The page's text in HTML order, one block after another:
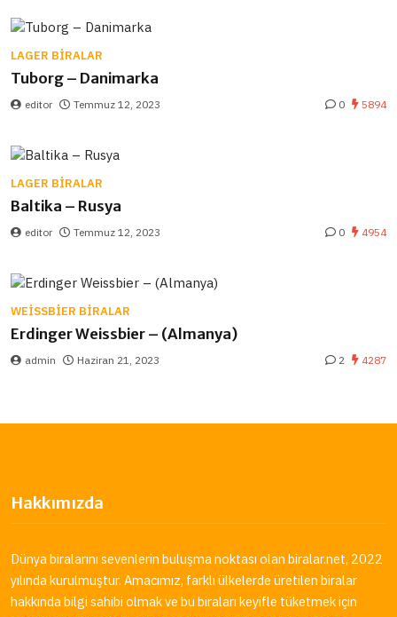
LAGER BIRALAR
Tuborg – Danimarka
editor Temmuz 12, 2023 0 5894
LAGER BIRALAR
Baltika – Rusya
editor Temmuz 12, 2023 0 4954
WEISSBIER BIRALAR
Erdinger Weissbier – (Almanya)
admin Haziran 21, 2023 2 4287
Hakkımızda
Dünya biralarını sevenlerin buluşma noktası olan biralar.net, 2022
yılında kurulmuştur. Amacımız, farklı ülkelerde üretilen biralar
hakkında bilgi sahibi olmak ve bu biraları keyifle tüketmek için